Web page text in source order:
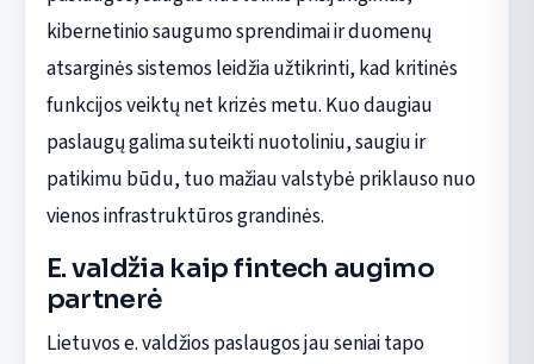
kibernetinio saugumo sprendimai ir duomenų
atsarginės sistemos leidžia užtikrinti, kad kritinės
funkcijos veiktų net krizės metu. Kuo daugiau
paslaugų galima suteikti nuotoliniu, saugiu ir
patikimu būdu, tuo mažiau valstybė priklauso nuo
vienos infrastruktūros grandinės.
E. valdžia kaip fintech augimo
partnerė
Lietuvos e. valdžios paslaugos jau seniai tapo